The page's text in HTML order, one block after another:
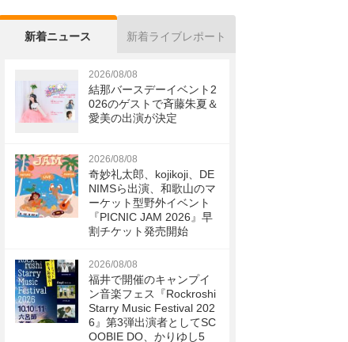
新着ニュース 新着ライブレポート
2026/08/08
結那バースデーイベント2
026のゲストで斉藤朱夏＆
愛美の出演が決定
2026/08/08
奇妙礼太郎、kojikoji、DE
NIMSら出演、和歌山のマ
ーケット型野外イベント
『PICNIC JAM 2026』早
割チケット発売開始
2026/08/08
福井で開催のキャンプイ
ン音楽フェス『Rockroshi
Starry Music Festival 202
6』第3弾出演者としてSC
OOBIE DO、かりゆし5